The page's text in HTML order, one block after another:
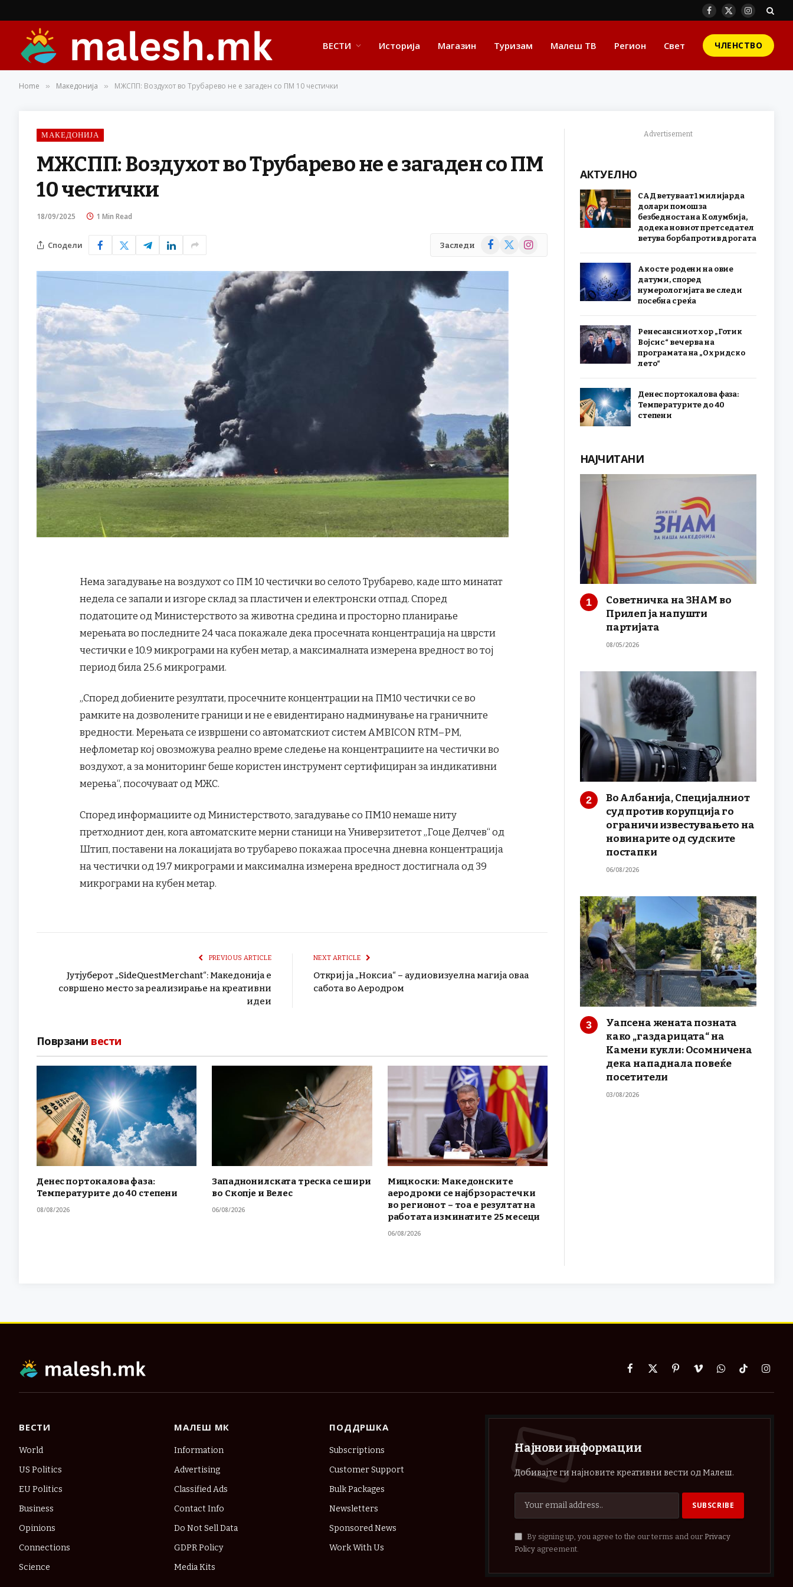
Facebook
X
Instagram
ВЕСТИ Историја Магазин Туризам Малеш ТВ Регион Свет ЧЛЕНСТВО
Home » Македонија » МЖСПП: Воздухот во Трубарево не е загаден со ПМ 10 честички
МАКЕДОНИЈА
МЖСПП: Воздухот во Трубарево не е загаден со ПМ
10 честички
18/09/2025 1 Min Read
Сподели Заследи Facebook
X
Instagram
Нема загадување на воздухот со ПМ 10 честички во селото Трубарево, каде што минатат
недела се запали и изгоре склад за пластичен и електронски отпад. Според
податоците од Министерството за животна средина и просторно планирање
мерењата во последните 24 часа покажале дека просечната концентрација на цврсти
честички е 10.9 микрограми на кубен метар, а максималната измерена вредност во тој
период била 25.6 микрограми.
„Според добиените резултати, просечните концентрации на ПМ10 честички се во
рамките на дозволените граници и не е евидентирано надминување на граничните
вредности. Мерењата се извршени со автоматскиот систем AMBICON RTM–PM,
нефлометар кој овозможува реално време следење на концентрациите на честички во
воздухот, а за мониторинг беше користен инструмент сертифициран за индикативни
мерења“, посочуваат од МЖС.
Според информациите од Министерството, загадување со ПМ10 немаше ниту
претходниот ден, кога автоматските мерни станици на Универзитетот „Гоце Делчев“ од
Штип, поставени на локацијата во трубарево покажаа просечна дневна концентрација
на честички од 19.7 микрограми и максимална измерена вредност достигнала од 39
микрограми на кубен метар.
PREVIOUS ARTICLE
Јутјуберот „SideQuestMerchant“: Македонија е
совршено место за реализирање на креативни
идеи
NEXT ARTICLE
Откриј ја „Ноксиа“ – аудиовизуелна магија оваа
сабота во Аеродром
Поврзани вести
Денес портокалова фаза:
Температурите до 40 степени
08/08/2026
Западнонилската треска се шири
во Скопје и Велес
06/08/2026
Мицкоски: Македонските
аеродроми се најбрзорастечки
во регионот – тоа е резултат на
работата изминатите 25 месеци
06/08/2026
Advertisement
АКТУЕЛНО
САД ветуваат 1 милијарда
долари помош за
безбедноста на Колумбија,
додека новиот претседател
ветува борба против дрогата
Ако сте родени на овие
датуми, според
нумерологијата ве следи
посебна среќа
Ренесансниот хор „Готик
Војсис“ вечерва на
програмата на „Охридско
лето“
Денес портокалова фаза:
Температурите до 40
степени
НАЈЧИТАНИ
Советничка на ЗНАМ во
Прилеп ја напушти
партијата
08/05/2026
Во Албанија, Специјалниот
суд против корупција го
ограничи известувањето на
новинарите од судските
постапки
06/08/2026
Уапсена жената позната
како „газдарицата“ на
Камени кукли: Осомничена
дека нападнала повеќе
посетители
03/08/2026
Facebook
X
PinterestVimeoWhatsApp
TikTok
ВЕСТИ
World
US Politics
EU Politics
Business
Opinions
Connections
Science
МАЛЕШ МК
Information
Advertising
Classified Ads
Contact Info
Do Not Sell Data
GDPR Policy
Media Kits
ПОДДРШКА
Subscriptions
Customer Support
Bulk Packages
Newsletters
Sponsored News
Work With Us
Најнови информации
Добивајте ги најновите креативни вести од Малеш.
By signing up, you agree to the our terms and our Privacy
Policy agreement.